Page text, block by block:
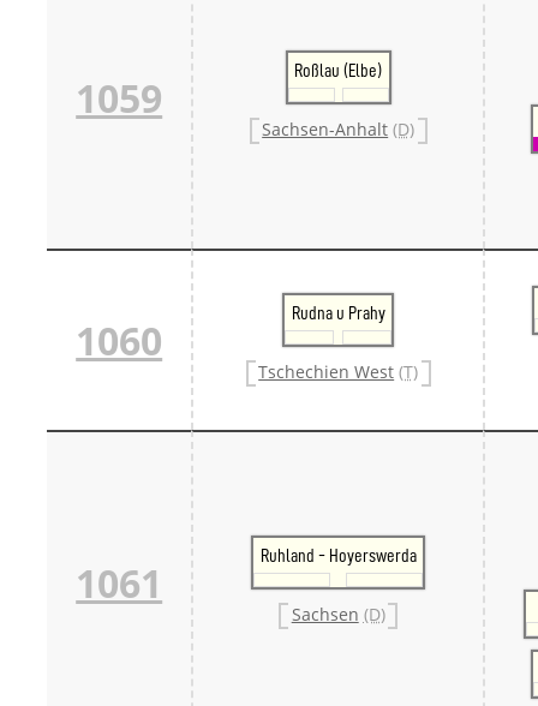
1059
Roßlau (Elbe)
Sachsen-Anhalt (D)
1060
Rudna u Prahy
Tschechien West (T)
1061
Ruhland - Hoyerswerda
Sachsen (D)